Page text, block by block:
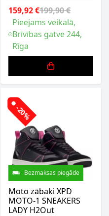
159,92 €199,90 €
Pieejams veikalā,
Brīvības gatve 244,
Rīga
-20%
Bezmaksas piegāde
Moto zābaki XPD
MOTO-1 SNEAKERS
LADY H2Out